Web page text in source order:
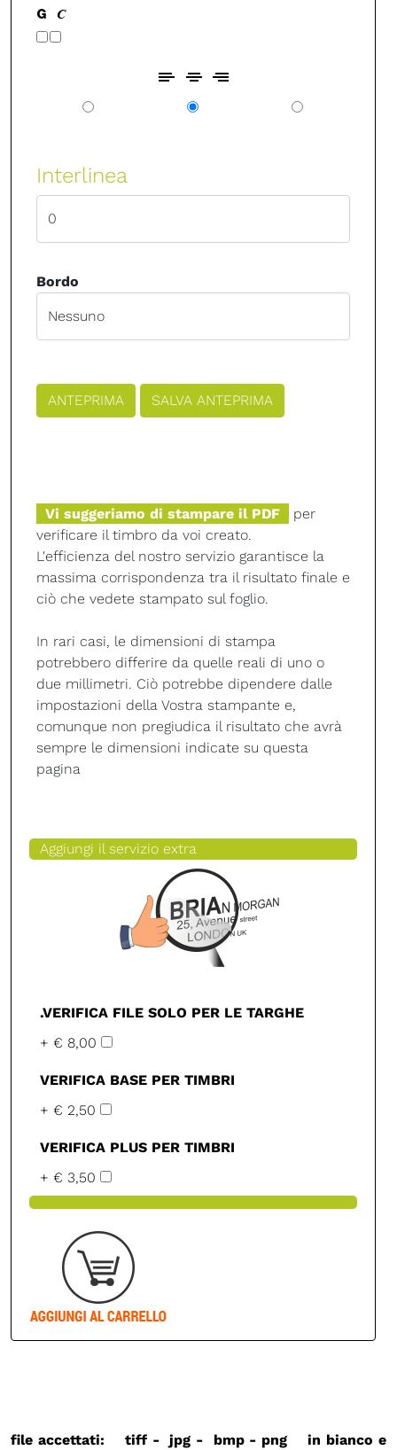
Interlinea
Bordo
Vi suggeriamo di stampare il PDF
per
verificare il timbro da voi creato.
L'efficienza del nostro servizio garantisce la
massima corrispondenza tra il risultato finale e
ciò che vedete stampato sul foglio.
In rari casi, le dimensioni di stampa
potrebbero differire da quelle reali di uno o
due millimetri. Ciò potrebbe dipendere dalle
impostazioni della Vostra stampante e,
comunque non pregiudica il risultato che avrà
sempre le dimensioni indicate su questa
pagina
Aggiungi il servizio extra
.VERIFICA FILE SOLO PER LE TARGHE
+ € 8,00
VERIFICA BASE PER TIMBRI
+ € 2,50
VERIFICA PLUS PER TIMBRI
+ € 3,50
file accettati: tiff - jpg - bmp - png in bianco e